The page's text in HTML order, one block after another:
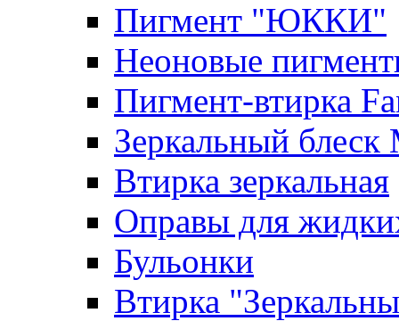
Пигмент "ЮККИ"
Неоновые
Пигмент-втирка
Зеркальный блеск
Втирка зеркальная
Оправы для
Бульонки
Втирка